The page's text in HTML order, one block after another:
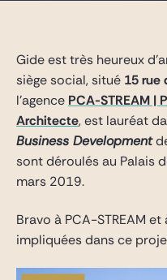
Gide est très heureux
siège social, situé 15 rue
l’agence PCA-STREAM
Architecte, est lauréat
Business Development
sont déroulés au Palais
mars 2019.
Bravo à PCA-STREAM
impliquées dans ce